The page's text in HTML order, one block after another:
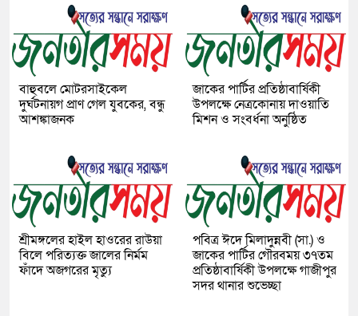
বাহুবলে মোটরসাইকেল
দুর্ঘটনায়গ প্রাণ গেল যুবকের, বন্ধু
আশঙ্কাজনক
জাকের পার্টির প্রতিষ্ঠাবার্ষিকী
উপলক্ষে নেত্রকোনায় দাওয়াতি
মিশন ও সংবর্ধনা অনুষ্ঠিত
শ্রীমঙ্গলের হাইল হাওরের রাউয়া
বিলে পরিত্যক্ত জালের নির্মম
ফাঁদে অজগরের মৃত্যু
পবিত্র ঈদে মিলাদুন্নবী (সা.) ও
জাকের পার্টির গৌরবময় ৩৭তম
প্রতিষ্ঠাবার্ষিকী উপলক্ষে গাজীপুর
সদর থানার শুভেচ্ছা